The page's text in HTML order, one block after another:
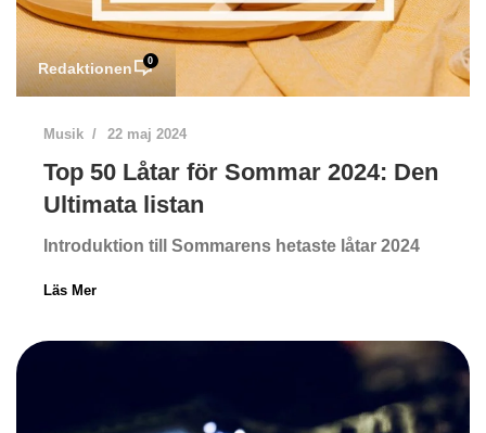
Redaktionen 0
Musik 22 maj 2024
Top 50 Låtar för Sommar 2024: Den
Ultimata listan
Introduktion till Sommarens hetaste låtar 2024
Läs Mer